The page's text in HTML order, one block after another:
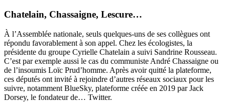
Chatelain, Chassaigne, Lescure…
À l’Assemblée nationale, seuls quelques-uns de ses collègues ont
répondu favorablement à son appel. Chez les écologistes, la
présidente du groupe Cyrielle Chatelain a suivi Sandrine Rousseau.
C’est par exemple aussi le cas du communiste André Chassaigne ou
de l’insoumis Loïc Prud’homme. Après avoir quitté la plateforme,
ces députés ont invité à rejoindre d’autres réseaux sociaux pour les
suivre, notamment BlueSky, plateforme créée en 2019 par Jack
Dorsey, le fondateur de… Twitter.